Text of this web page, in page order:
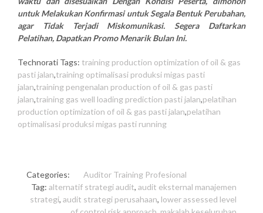
untuk Melakukan Konfirmasi untuk Segala Bentuk Perubahan,
agar Tidak Terjadi Miskomunikasi. Segera Daftarkan
Pelatihan, Dapatkan Promo Menarik Bulan Ini.
Technorati Tags: training production optimization of oil & gas
pasti jalan,training optimalisasi produksi migas pasti
jalan,training pengenalan production of oil & gas pasti
jalan,training gas well loading prediction pasti jalan,pelatihan
production optimization of oil & gas pasti jalan,pelatihan
optimalisasi produksi migas pasti running
Categories: Auditor Training Profesional
Tag: alternatif strategi audit, audit eksternal manajemen
strategi, audit strategi perusahaan, lower assessed level